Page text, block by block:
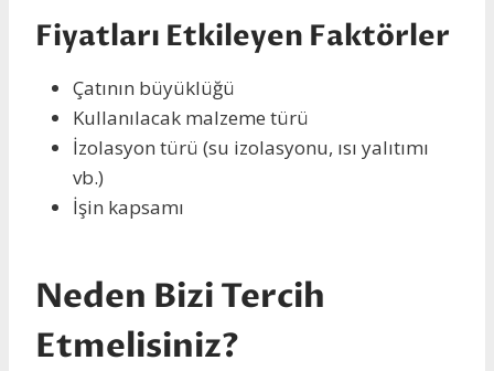
Fiyatları Etkileyen Faktörler
Çatının büyüklüğü
Kullanılacak malzeme türü
İzolasyon türü (su izolasyonu, ısı yalıtımı
vb.)
İşin kapsamı
Neden Bizi Tercih
Etmelisiniz?